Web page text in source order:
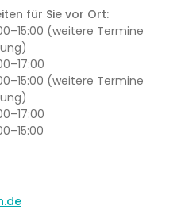
für Sie vor Ort:
(weitere Termine
(weitere Termine